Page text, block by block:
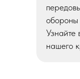
обороны
Узнайте
нашего